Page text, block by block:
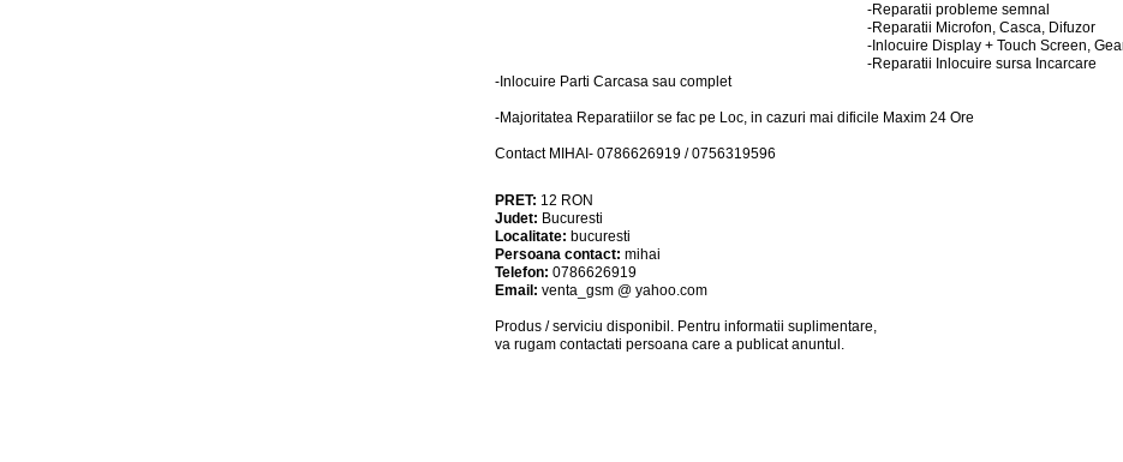
-Reparatii probleme semnal
-Reparatii Microfon, Casca, Difuzor
-Inlocuire Display + Touch Screen,
-Reparatii Inlocuire sursa Incarcare
-Inlocuire Parti Carcasa sau complet
-Majoritatea Reparatiilor se fac pe Loc, in cazuri mai dificile Maxim 24 Ore
Contact MIHAI- 0786626919 / 0756319596
PRET: 12 RON
Judet: Bucuresti
Localitate: bucuresti
Persoana contact: mihai
Telefon: 0786626919
Email: venta_gsm @ yahoo.com
Produs / serviciu disponibil . Pentru informatii suplimentare,
va rugam contactati persoana care a publicat anuntul.